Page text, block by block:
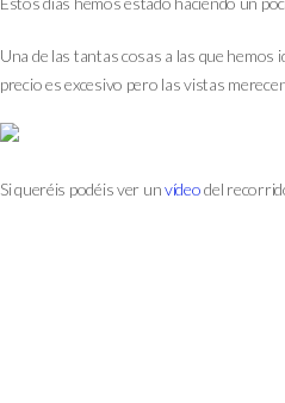
Una de las tantas cosas a las que hemos
precio es excesivo pero las vistas
Si queréis podéis ver unvídeodel